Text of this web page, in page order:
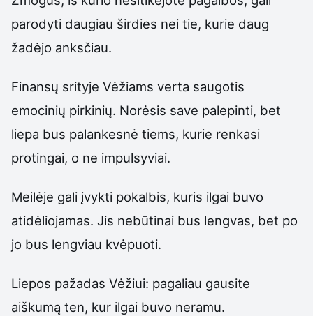
parodyti daugiau širdies nei tie, kurie daug
žadėjo anksčiau.
Finansų srityje Vėžiams verta saugotis
emocinių pirkinių. Norėsis save palepinti, bet
liepa bus palankesnė tiems, kurie renkasi
protingai, o ne impulsyviai.
Meilėje gali įvykti pokalbis, kuris ilgai buvo
atidėliojamas. Jis nebūtinai bus lengvas, bet po
jo bus lengviau kvėpuoti.
Liepos pažadas Vėžiui: pagaliau gausite
aiškumą ten, kur ilgai buvo neramu.